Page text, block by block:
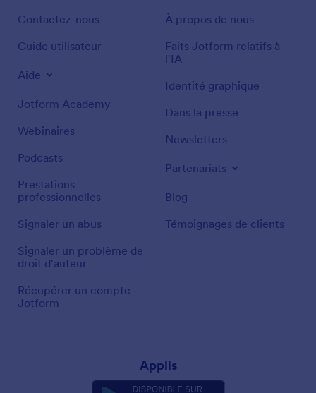
Contactez-nous
Guide utilisateur
Aide
Jotform Academy
Webinaires
Podcasts
Prestations
professionnelles
Signaler un abus
Signaler un problème de
droit d'auteur
Récupérer un compte
Jotform
À propos de nous
Faits Jotform relatifs à
l'IA
Identité graphique
Dans la presse
Newsletters
Partenariats
Blog
Témoignages de clients
Applis